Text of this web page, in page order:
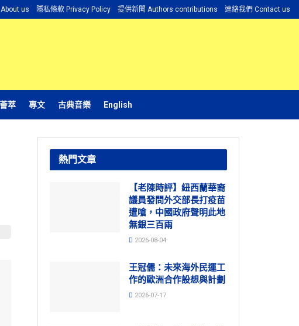
us 隱私條款 Privacy Policy 提供新聞 Authors contributions 連絡我們 Contact us
萃 專文 古典音樂 English
熱門文章
【老陳時評】紐西蘭華裔
議員發問外交部長打疫苗
遭嗆，中國政府聲明此地
無銀三百兩
2026-08-04
王冠儒：未來海外民運工
作的歐洲合作設想與計劃
2026-07-17